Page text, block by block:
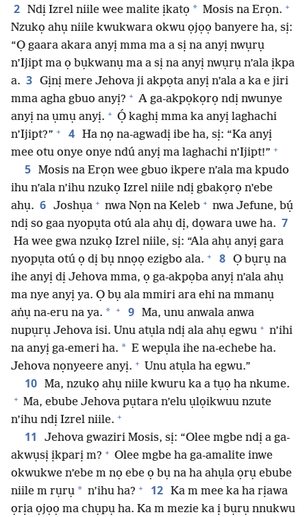
2 Ndị Izrel niile wee malite ịkatọ * Mosis na Erọn. +
Nzukọ ahụ niile kwukwara okwu ọjọọ banyere ha, sị:
“Ọ gaara akara anyị mma ma a sị na anyị nwụrụ
n’Ijipt ma ọ bụkwanụ ma a sị na anyị nwụrụ n’ala ịkpa
a. 3 Gịnị mere Jehova ji akpọta anyị n’ala a ka e jiri
mma agha gbuo anyị? + A ga-akpọkọrọ ndị nwunye
anyị na ụmụ anyị. + Ọ́ kaghị mma ka anyị laghachi
n’Ijipt?” + 4 Ha nọ na-agwadị ibe ha, sị: “Ka anyị
mee otu onye onye ndú anyị ma laghachi n’Ijipt!” +
5 Mosis na Erọn wee gbuo ikpere n’ala ma kpudo
ihu n’ala n’ihu nzukọ Izrel niile ndị gbakọrọ n’ebe
ahụ. 6 Joshụa + nwa Nọn na Keleb + nwa Jefune, bụ́
ndị so gaa nyopụta otú ala ahụ dị, dọwara uwe ha. 7
Ha wee gwa nzukọ Izrel niile, sị: “Ala ahụ anyị gara
nyopụta otú ọ dị bụ nnọọ ezigbo ala. + 8 Ọ bụrụ na
ihe anyị dị Jehova mma, ọ ga-akpọba anyị n’ala ahụ
ma nye anyị ya. Ọ bụ ala mmiri ara ehi na mmanụ
aṅụ na-eru na ya. * + 9 Ma, unu anwala anwa
nupụrụ Jehova isi. Unu atụla ndị ala ahụ egwu + n’ihi
na anyị ga-emeri ha. * E wepụla ihe na-echebe ha.
Jehova nọnyeere anyị. + Unu atụla ha egwu.”
10 Ma, nzukọ ahụ niile kwuru ka a tụọ ha nkume.
+ Ma, ebube Jehova pụtara n’elu ụlọikwuu nzute
n’ihu ndị Izrel niile. +
11
Jehova gwaziri Mosis, sị: “Olee mgbe ndị a ga-
akwụsị ịkparị m? + Olee mgbe ha ga-amalite inwe
okwukwe n’ebe m nọ ebe ọ bụ na ha ahụla ọrụ ebube
niile m rụrụ * n’ihu ha? + 12 Ka m mee ka ha rịawa
ọrịa ọjọọ ma chụpụ ha. Ka m mezie ka ị bụrụ nnukwu